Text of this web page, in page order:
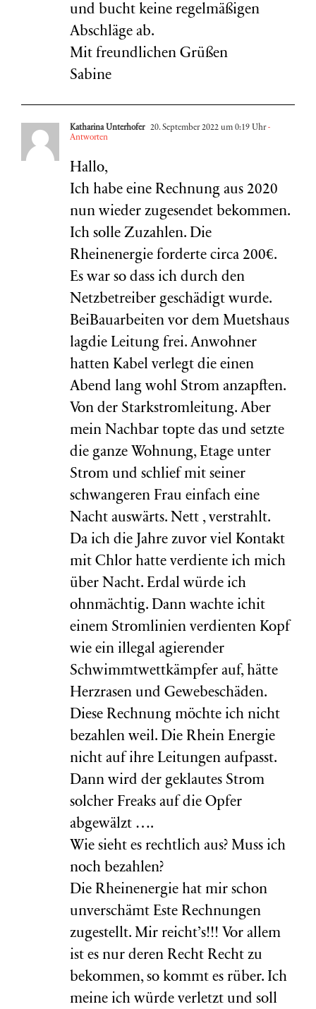
und bucht keine regelmäßigen
Abschläge ab.
Mit freundlichen Grüßen
Sabine
Katharina Unterhofer 20. September 2022 um 0:19 Uhr-
Antworten
Hallo,
Ich habe eine Rechnung aus 2020
nun wieder zugesendet bekommen.
Ich solle Zuzahlen. Die
Rheinenergie forderte circa 200€.
Es war so dass ich durch den
Netzbetreiber geschädigt wurde.
BeiBauarbeiten vor dem Muetshaus
lagdie Leitung frei. Anwohner
hatten Kabel verlegt die einen
Abend lang wohl Strom anzapften.
Von der Starkstromleitung. Aber
mein Nachbar topte das und setzte
die ganze Wohnung, Etage unter
Strom und schlief mit seiner
schwangeren Frau einfach eine
Nacht auswärts. Nett , verstrahlt.
Da ich die Jahre zuvor viel Kontakt
mit Chlor hatte verdiente ich mich
über Nacht. Erdal würde ich
ohnmächtig. Dann wachte ichit
einem Stromlinien verdienten Kopf
wie ein illegal agierender
Schwimmtwettkämpfer auf, hätte
Herzrasen und Gewebeschäden.
Diese Rechnung möchte ich nicht
bezahlen weil. Die Rhein Energie
nicht auf ihre Leitungen aufpasst.
Dann wird der geklautes Strom
solcher Freaks auf die Opfer
abgewälzt ….
Wie sieht es rechtlich aus? Muss ich
noch bezahlen?
Die Rheinenergie hat mir schon
unverschämt Este Rechnungen
zugestellt. Mir reicht’s!!! Vor allem
ist es nur deren Recht Recht zu
bekommen, so kommt es rüber. Ich
meine ich würde verletzt und soll